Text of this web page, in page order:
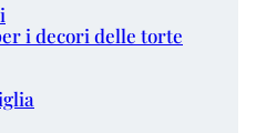
i decori delle torte